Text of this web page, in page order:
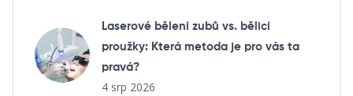
Laserové bělení zubů vs. bělicí
proužky: Která metoda je pro vás ta
pravá?
4 srp 2026